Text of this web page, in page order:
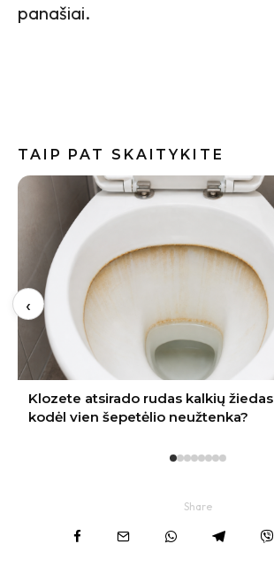
panašiai.
TAIP PAT SKAITYKITE
Ką sėti rugpjūtį Lietuvoje: 9 daržovės,
kurių derlių dar spėsite nuimti rudenį
‹
Share